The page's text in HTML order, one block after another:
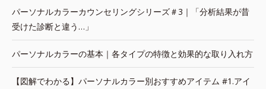
パーソナルカラーカウンセリングシリーズ＃3｜「分析結果が昔
受けた診断と違う…」
パーソナルカラーの基本｜各タイプの特徴と効果的な取り入れ方
【図解でわかる】パーソナルカラー別おすすめアイテム #1.アイ